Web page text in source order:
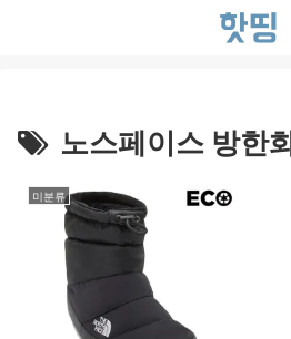
노스페이스 방한
미분류